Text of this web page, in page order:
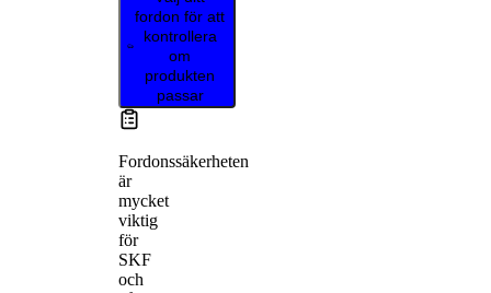
fordon för att
kontrollera
om
produkten
passar
Fordonssäkerheten
är
mycket
viktig
för
SKF
och